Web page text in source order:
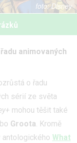
Disney
animovaných
o řadu
sérií ze světa
mohou těšit také
Groota. Kromě
What